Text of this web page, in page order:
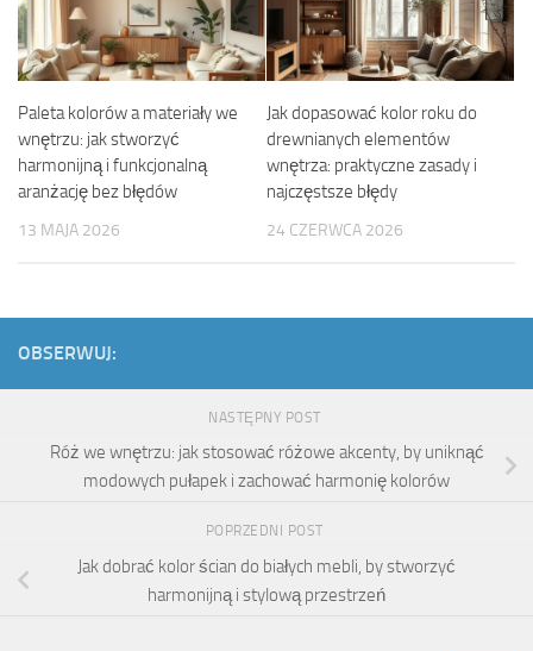
Paleta kolorów a materiały we
wnętrzu: jak stworzyć
harmonijną i funkcjonalną
aranżację bez błędów
13 MAJA 2026
Jak dopasować kolor roku do
drewnianych elementów
wnętrza: praktyczne zasady i
najczęstsze błędy
24 CZERWCA 2026
OBSERWUJ:
NASTĘPNY POST
Róż we wnętrzu: jak stosować różowe akcenty, by uniknąć
modowych pułapek i zachować harmonię kolorów
POPRZEDNI POST
Jak dobrać kolor ścian do białych mebli, by stworzyć
harmonijną i stylową przestrzeń